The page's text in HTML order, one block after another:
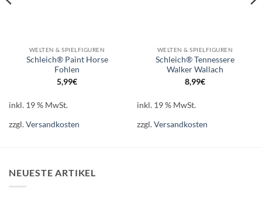
WELTEN & SPIELFIGUREN
Schleich® Paint Horse
Fohlen
5,99€
inkl. 19 % MwSt.
zzgl.Versandkosten
WELTEN & SPIELFIGUREN
Schleich® Tennessere
Walker Wallach
8,99€
inkl. 19 % MwSt.
zzgl.Versandkosten
NEUESTE ARTIKEL